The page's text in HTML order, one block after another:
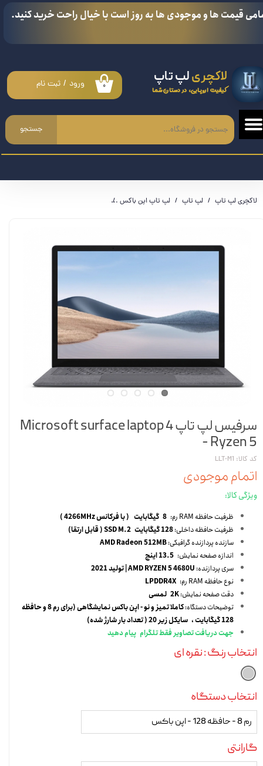
لاکچریلپ تاپ
کیفیت اروپایی، در دستان شما
جستجو
۰ ورود / ثبت نام
حساب کاربری من
سفارشات
خروج از حساب کاربری
قیمت ها و موجودی ها به روز است با خیال راحت خرید کنید.
لاکچری لپ تاپ لپ تاپ لپ تاپ اپن باکس
سرفیس لپ تاپ Microsoft surface laptop 4
- Ryzen 5
کد کالا: LLT-M1
اتمام موجودی
ویژگی کالا:
ظرفیت حافظه RAM رم:
8 گیگابایت ( با فرکانس 4266MHz )
ظرفیت حافظه داخلی:128 گیگابایت SSD M.2 ( قابل ارتقا)
سازنده پردازنده گرافیکی:AMD Radeon 512MB
اندازه صفحه نمایش: 13.5 اینچ
سری پردازنده: AMD RYZEN 5 4680U | تولید 2021
نوع حافظه RAM رم:
LPDDR4X
دقت صفحه نمایش:2K لمسی
توضیحات دستگاه:
کاملا تمیز و نو - اپن باکس نمایشگاهی (برای رم 8 و حافظه
128 گیگابایت ،
سایکل زیر 20 ( تعداد بار شارژ شده)
جهت دریافت تصاویر فقط تلگرام پیام دهید
انتخاب رنگ: نقره ای
انتخاب دستگاه
رم 8 - حافظه 128 - اپن باکس
گارانتی